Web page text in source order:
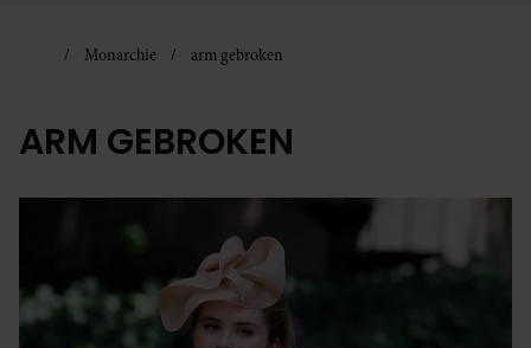
Monarchie arm gebroken
ARM GEBROKEN